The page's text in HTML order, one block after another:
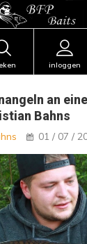
inloggen
an
Bahns
01 / 07 /